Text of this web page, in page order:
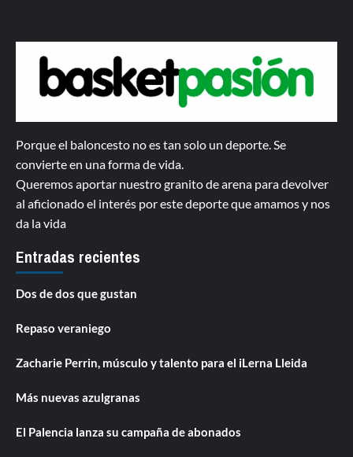
Porque el baloncesto no es tan solo un deporte. Se
convierte en una forma de vida.
Queremos aportar nuestro granito de arena para devolver
al aficionado el interés por este deporte que amamos y nos
da la vida
Entradas recientes
Dos de dos que gustan
Repaso veraniego
Zacharie Perrin, músculo y talento para el iLerna Lleida
Más nuevas azulgranas
El Palencia lanza su campaña de abonados